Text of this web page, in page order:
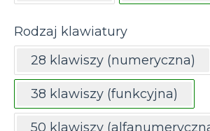
Rodzaj klawiatury
28 klawiszy (numeryczna)
38 klawiszy (funkcyjna)
50 klawiszy